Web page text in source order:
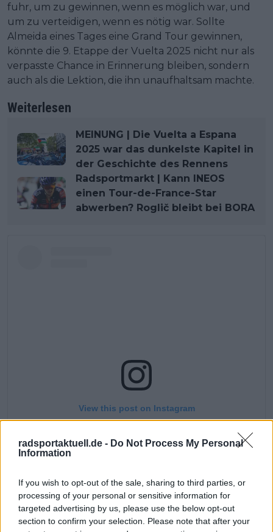
radsportaktuell.de - Do Not Process My Personal
Information
If you wish to opt-out of the sale, sharing to third parties, or
processing of your personal or sensitive information for
targeted advertising by us, please use the below opt-out
section to confirm your selection. Please note that after your
fuhr, um zu gewinnen, wenn es möglich war, und
um zu verteidigen, wenn es nötig war. Sollte
Almeida eines Tages eine Grand Tour gewinnen,
könnte die 9. Etappe der Vuelta 2025 nicht nur als
verpasste Chance in Erinnerung bleiben, sondern
auch als die Lektion, die ihn unaufhaltsam machte.
Weiterlesen
MEINUNG | Die Vuelta a Espana
2025 war das dunkelste Kapitel in
der Geschichte des Rennens
Radsportmarkt | Kann INEOS
einen Tour-de-France-Star
abwerben? Roglič bleibt bei BORA
View this post on Instagram